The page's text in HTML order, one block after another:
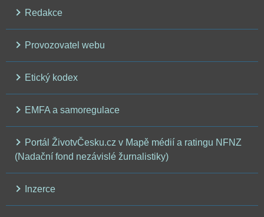
Redakce
Provozovatel webu
Etický kodex
EMFA a samoregulace
Portál ŽivotvČesku.cz v Mapě médií a ratingu NFNZ
(Nadační fond nezávislé žurnalistiky)
Inzerce